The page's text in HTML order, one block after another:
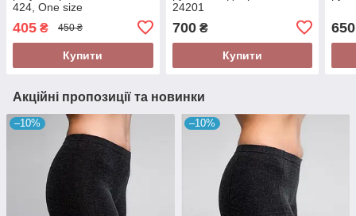
424, One size
405 ₴ 450 ₴
Купити
24201
700₴
Купити
650
Акційні пропозиції та новинки
–10% –10%